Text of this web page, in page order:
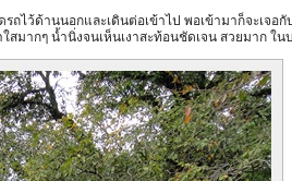
ถไว้ด้านนอกและเดินต่อเข้าไป พอเข้ามาก็จะเจ
สมากๆ น้ำนิ่งจนเห็นเงาสะท้อนชัดเจน สวยมาก ใ